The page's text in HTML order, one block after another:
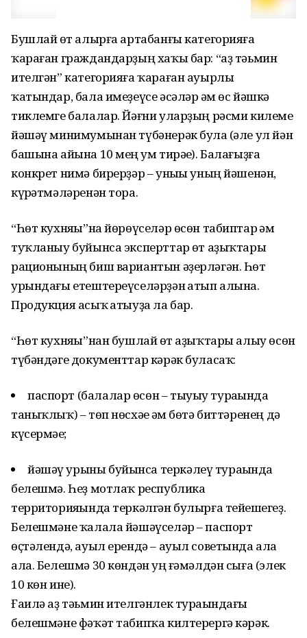
Бушлай һөт алырға артабанғы категорияға
ҡараған граждандарҙың хаҡы бар: “аҙ тәьмин
ителгән” категорияға ҡараған ауырлы
ҡатындар, бала имеҙеүсе әсәләр һәм өс йәшкә
тиклемге балалар. Йәғни уларҙың рәсми килеме
йәшәү минимумынан түбәнерәк булһа (әле ул йән
башына айына 10 мең һум тирәһе). Балағыҙға
конкрет нимә бирерҙәр – уныһы уның йәшенән,
күрһәтмәләренән тора.
“Һөт кухняһы”на йөрөүселәр өсөн табиптар һәм
туҡланыу буйынса эксперттар һөт аҙыҡтары
рационының биш вариантын әҙерләгән. Һөт
урындағы етештереүселәрҙән һатып алына.
Продукция асыҡ һатыуҙа ла бар.
“Һөт кухняһы”нан бушлай һөт аҙыҡтары алыу өсөн
түбәндәге документтар кәрәк буласаҡ:
паспорт (балалар өсөн – тыуыу тураһында
таныҡлыҡ) – төп нөсхәһе һәм бөтә биттәренең дә
күсермәһе;
йәшәү урыны буйынса теркәлеү тураһында
белешмә. Һеҙ мотлаҡ республика
территорияһында теркәлгән булырға тейешһегеҙ.
Белешмәне ҡалала йәшәүселәр – паспорт
өҫтәлендә, ауыл ерендә – ауыл советында ала
ала. Белешмә 30 көндән һуң ғәмәлдән сыға (элек
10 көн ине).
Ғаилә аҙ тәьмин ителгәнлек тураһындағы
белешмәне фәҡәт табипҡа килтерергә кәрәк.